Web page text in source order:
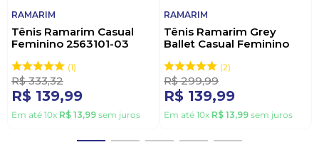
RAMARIM
Tênis Ramarim Casual
Feminino 2563101-03
1
R$ 333,32
R$ 139,99
Em até 10x R$ 13,99 sem juros
RAMARIM
Tênis Ramarim Grey
Ballet Casual Feminino
2
R$ 299,99
R$ 139,99
Em até 10x R$ 13,99 sem juros